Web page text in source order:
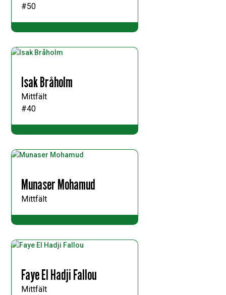
#50
Isak Bråholm
Mittfält
#40
Munaser Mohamud
Mittfält
Faye El Hadji Fallou
Mittfält